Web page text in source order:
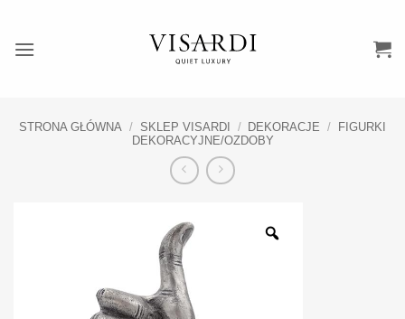
zawartości
STRONA GŁÓWNA / SKLEP VISARDI / DEKORACJE /
FIGURKI
DEKORACYJNE/OZDOBY